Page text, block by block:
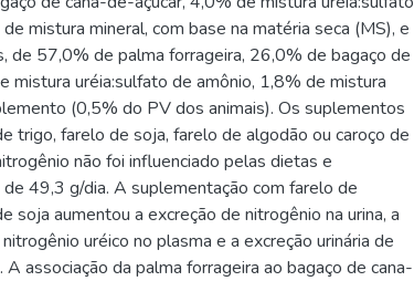
mistura mineral, com base na matéria seca (MS), e
de 57,0% de palma forrageira, 26,0% de bagaço de
mistura uréia:sulfato de amônio, 1,8% de mistura
(0,5% do PV dos animais). Os suplementos
trigo, farelo de soja, farelo de algodão ou caroço de
não foi influenciado pelas dietas e
49,3 g/dia. A suplementação com farelo de
soja aumentou a excreção de nitrogênio na urina, a
uréico no plasma e a excreção urinária de
associação da palma forrageira ao bagaço de cana-